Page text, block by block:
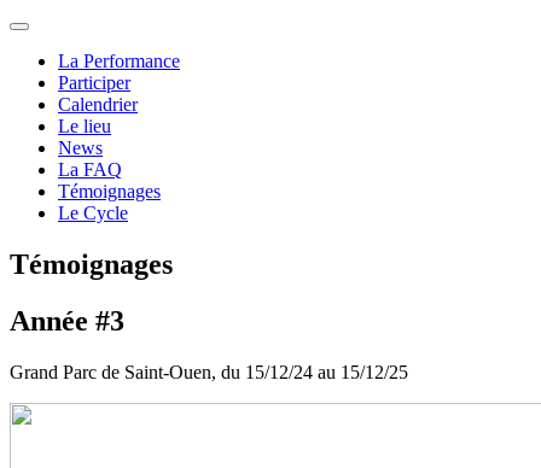
La Performance
Participer
Calendrier
Le lieu
News
La FAQ
Témoignages
Le Cycle
Témoignages
Année #3
Grand Parc de Saint-Ouen, du 15/12/24 au 15/12/25